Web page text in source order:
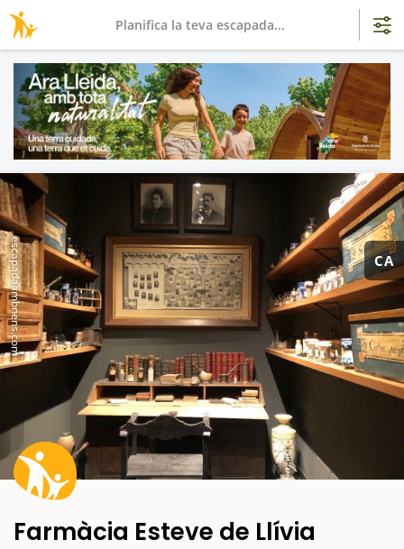
CA
Farmàcia Esteve de Llívia
escapadaambnens.com
Planifica la teva escapada...